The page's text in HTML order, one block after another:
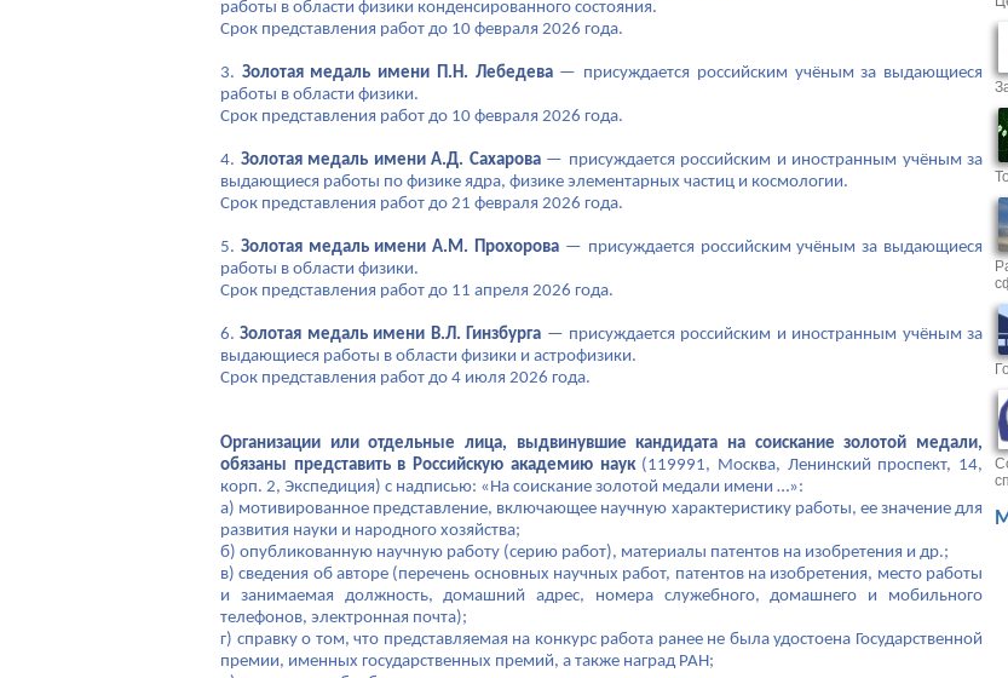
работы в области физики конденсированного состояния.
Срок представления работ до 10 февраля 2026 года.
3. Золотая медаль имени П.Н. Лебедева— присуждается российским учёным за выдающиеся
работы в области физики.
Срок представления работ до 10 февраля 2026 года.
4. Золотая медаль имени А.Д. Сахарова— присуждается российским и иностранным учёным за
выдающиеся работы по физике ядра, физике элементарных частиц и космологии.
Срок представления работ до 21 февраля 2026 года.
5. Золотая медаль имени А.М. Прохорова — присуждается российским учёным за выдающиеся
работы в области физики.
Срок представления работ до 11 апреля 2026 года.
6.Золотая медаль имени В.Л. Гинзбурга — присуждается российским и иностранным учёным за
выдающиеся работы в области физики и астрофизики.
Срок представления работ до 4 июля 2026 года.
Организации или отдельные лица, выдвинувшие кандидата на соискание золотой медали,
обязаны представить в Российскую академию наук(119991, Москва, Ленинский проспект, 14,
корп. 2, Экспедиция) с надписью: «На соискание золотой медали имени …»:
а) мотивированное представление, включающее научную характеристику работы, ее значение для
развития науки и народного хозяйства;
б) опубликованную научную работу (серию работ), материалы патентов на изобретения и др.;
в) сведения об авторе (перечень основных научных работ, патентов на изобретения, место работы
и занимаемая должность, домашний адрес, номера служебного, домашнего и мобильного
телефонов, электронная почта);
г) справку о том, что представляемая на конкурс работа ранее не была удостоена Государственной
премии, именных государственных премий, а также наград РАН;